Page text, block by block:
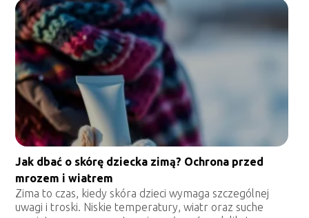
Jak dbać o skórę dziecka zimą? Ochrona przed
mrozem i wiatrem
Zima to czas, kiedy skóra dzieci wymaga szczególnej
uwagi i troski. Niskie temperatury, wiatr oraz suche